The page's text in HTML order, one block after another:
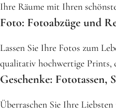
Ihre Räume mit Ihren
Foto: Fotoabzüge und
Lassen Sie Ihre Fotos zum
qualitativ hochwertige Prints,
Geschenke: Fototassen,
Überraschen Sie Ihre